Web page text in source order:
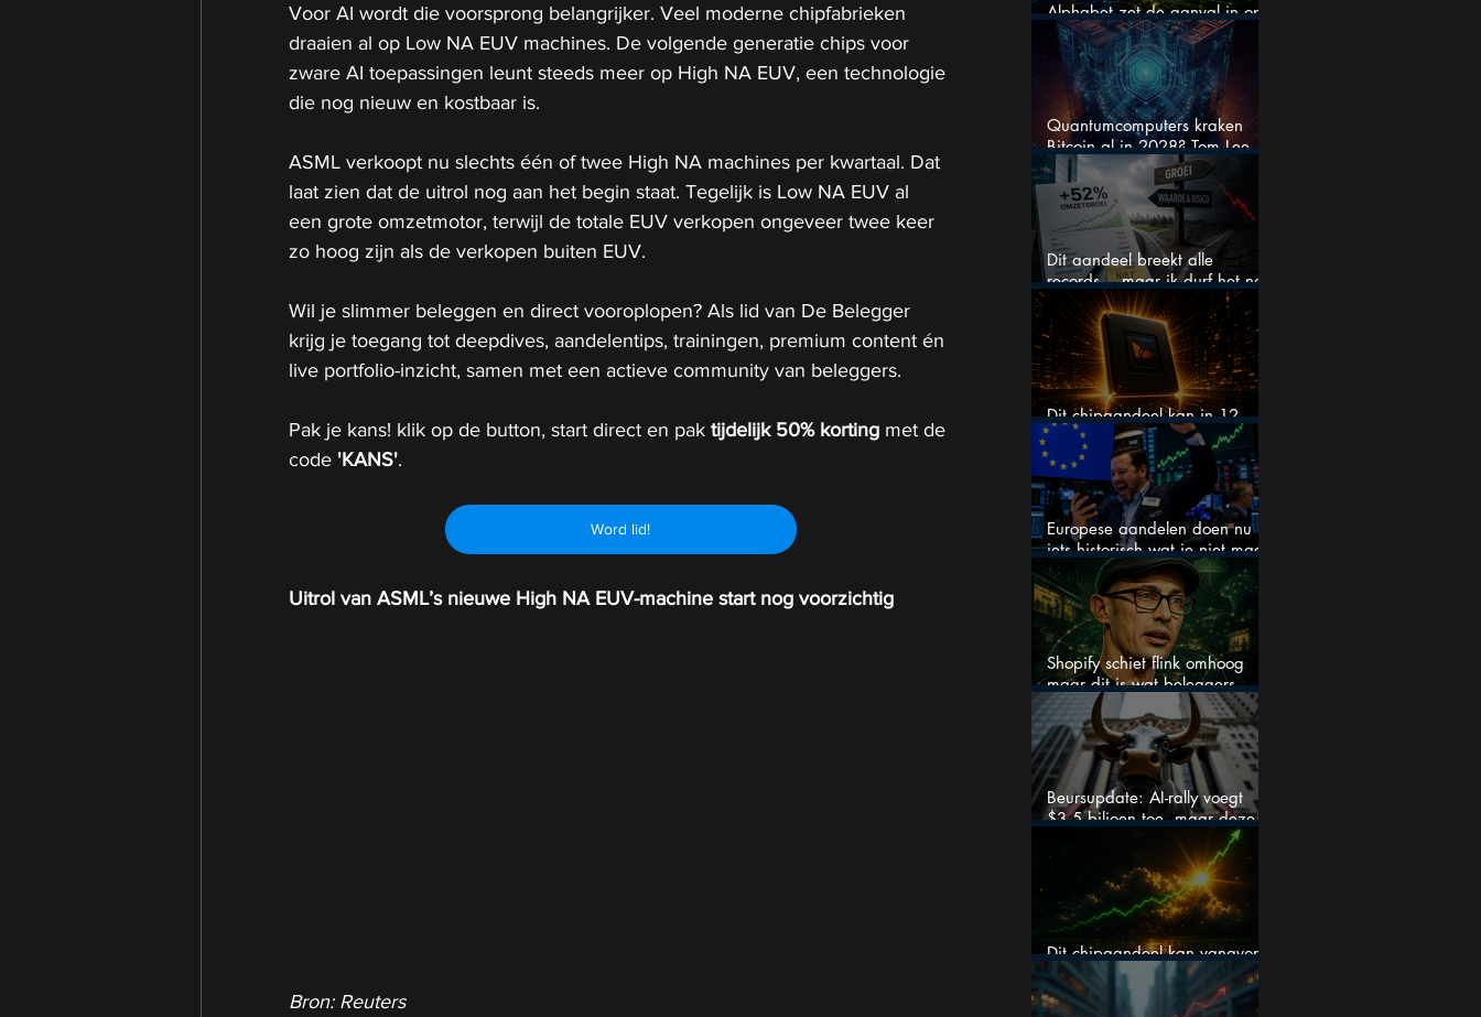
Voor AI wordt die voorsprong belangrijker. Veel moderne chipfabrieken
draaien al op Low NA EUV machines. De volgende generatie chips voor
zware AI toepassingen leunt steeds meer op High NA EUV, een technologie
die nog nieuw en kostbaar is.
ASML verkoopt nu slechts één of twee High NA machines per kwartaal. Dat
laat zien dat de uitrol nog aan het begin staat. Tegelijk is Low NA EUV al
een grote omzetmotor, terwijl de totale EUV verkopen ongeveer twee keer
zo hoog zijn als de verkopen buiten EUV.
Wil je slimmer beleggen en direct vooroplopen? Als lid van De Belegger
krijg je toegang tot deepdives, aandelentips, trainingen, premium content én
live portfolio-inzicht, samen met een actieve community van beleggers.
Pak je kans! klik op de button, start direct en pak tijdelijk 50% korting met de
code 'KANS'.
Word lid!
Uitrol van ASML’s nieuwe High NA EUV-machine start nog voorzichtig
Bron: Reuters
Alphabet zet de aanval in op
Nvidia met eigen AI-chips
Quantumcomputers kraken
Bitcoin al in 2028? Tom Lee
luidt de alarmbel
Dit aandeel breekt alle
records… maar ik durf het na
deze koersstijging niet te
kopen
Dit chipaandeel kan in 12
maanden verdubbelen
Europese aandelen doen nu
iets historisch wat je niet mag
negeren
Shopify schiet flink omhoog
maar dit is wat beleggers
missen
Beursupdate: AI-rally voegt
$3,5 biljoen toe, maar deze
cijfers waarschuwen beleggers
Dit chipaandeel kan vanavond
flink bewegen